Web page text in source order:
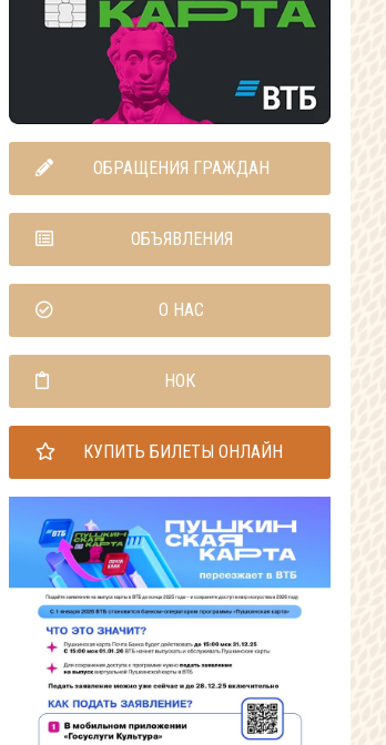
ОБРАЩЕНИЯ ГРАЖДАН
ОБЪЯВЛЕНИЯ
О НАС
НОК
КУПИТЬ БИЛЕТЫ ОНЛАЙН